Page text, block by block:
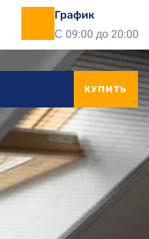
График
С 09:00 до 20:00
КУПИТЬ